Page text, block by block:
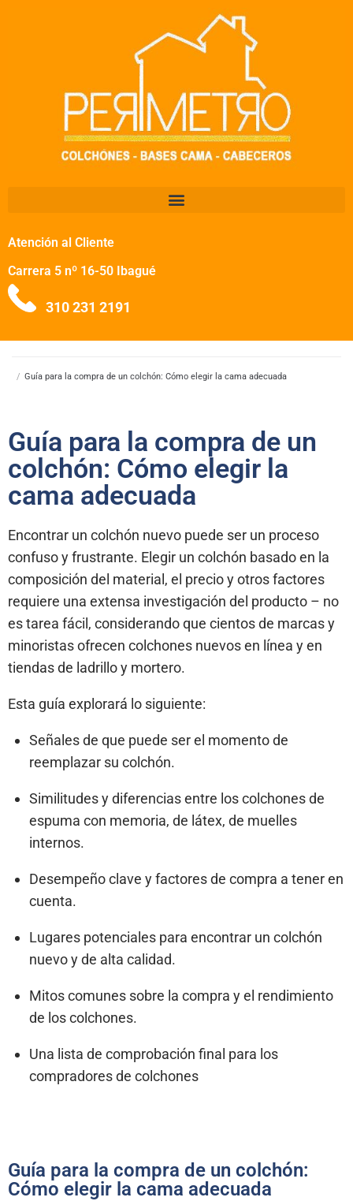
Atención al Cliente
Carrera 5 nº 16-50 Ibagué
310 231 2191
/ Guía para la compra de un colchón: Cómo elegir la cama adecuada
Guía para la compra de un
colchón: Cómo elegir la
cama adecuada
Encontrar un colchón nuevo puede ser un proceso
confuso y frustrante. Elegir un colchón basado en la
composición del material, el precio y otros factores
requiere una extensa investigación del producto – no
es tarea fácil, considerando que cientos de marcas y
minoristas ofrecen colchones nuevos en línea y en
tiendas de ladrillo y mortero.
Esta guía explorará lo siguiente:
Señales de que puede ser el momento de
reemplazar su colchón.
Similitudes y diferencias entre los colchones de
espuma con memoria, de látex, de muelles
internos.
Desempeño clave y factores de compra a tener en
cuenta.
Lugares potenciales para encontrar un colchón
nuevo y de alta calidad.
Mitos comunes sobre la compra y el rendimiento
de los colchones.
Una lista de comprobación final para los
compradores de colchones
Guía para la compra de un colchón:
Cómo elegir la cama adecuada